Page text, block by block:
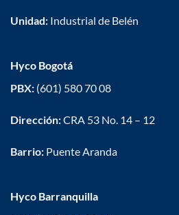
Unidad:Industrial de Belén
Hyco Bogotá
PBX:(601) 580 70 08
Dirección:CRA 53 No. 14 – 12
Barrio:Puente Aranda
Hyco Barranquilla